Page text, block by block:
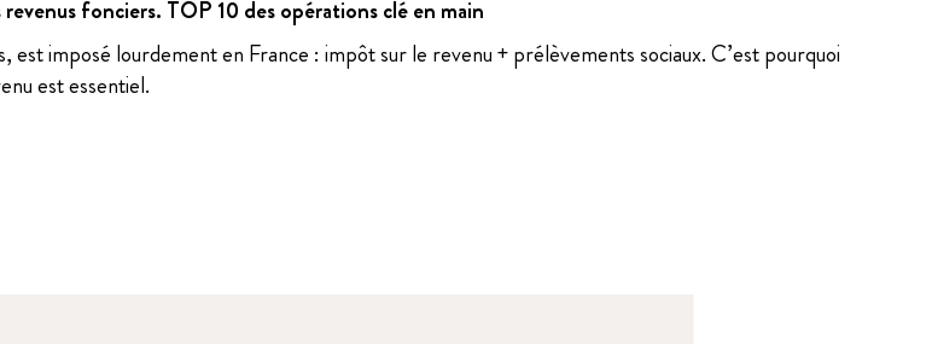
fonciers. TOP 10 des opérations clé en main
est imposé lourdement en France : impôt sur le revenu + prélèvements sociaux. C’est pourquoi
est essentiel.